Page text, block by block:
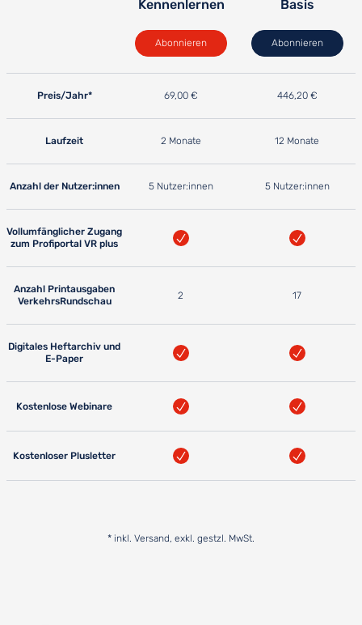
Kennenlernen
Abonnieren
Basis
Abonnieren
Preis/Jahr* 69,00 € 446,20 €
Laufzeit 2 Monate 12 Monate
Anzahl der Nutzer:innen 5 Nutzer:innen 5 Nutzer:innen
Vollumfänglicher Zugang
zum Profiportal VR plus
Anzahl Printausgaben
VerkehrsRundschau
2 17
Digitales Heftarchiv und
E-Paper
Kostenlose Webinare
Kostenloser Plusletter
* inkl. Versand, exkl. gestzl. MwSt.